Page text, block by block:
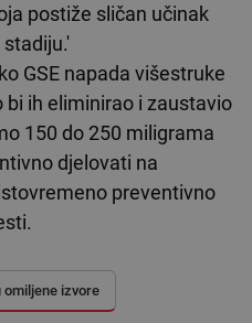
postiže sličan učinak
GSE napada višestruke
ih eliminirao i zaustavio
150 do 250 miligrama
djelovati na
preventivno
omiljene izvore